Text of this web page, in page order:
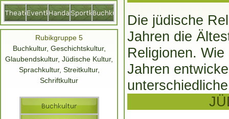
Rubikgruppe 5
Buchkultur, Geschichtskultur,
Glaubendskultur, Jüdische Kultur,
Sprachkultur, Streitkultur,
Schriftkultur
Die jüdische
Jahren die
Religionen.
Jahren